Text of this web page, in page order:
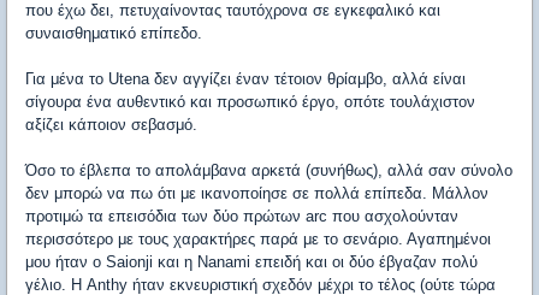
που έχω δει, πετυχαίνοντας ταυτόχρονα σε εγκεφαλικό και
συναισθηματικό επίπεδο.
Για μένα το Utena δεν αγγίζει έναν τέτοιον θρίαμβο, αλλά είναι
σίγουρα ένα αυθεντικό και προσωπικό έργο, οπότε τουλάχιστον
αξίζει κάποιον σεβασμό.
Όσο το έβλεπα το απολάμβανα αρκετά (συνήθως), αλλά σαν σύνολο
δεν μπορώ να πω ότι με ικανοποίησε σε πολλά επίπεδα. Μάλλον
προτιμώ τα επεισόδια των δύο πρώτων arc που ασχολούνταν
περισσότερο με τους χαρακτήρες παρά με το σενάριο. Αγαπημένοι
μου ήταν ο Saionji και η Nanami επειδή και οι δύο έβγαζαν πολύ
γέλιο. Η Anthy ήταν εκνευριστική σχεδόν μέχρι το τέλος (ούτε τώρα